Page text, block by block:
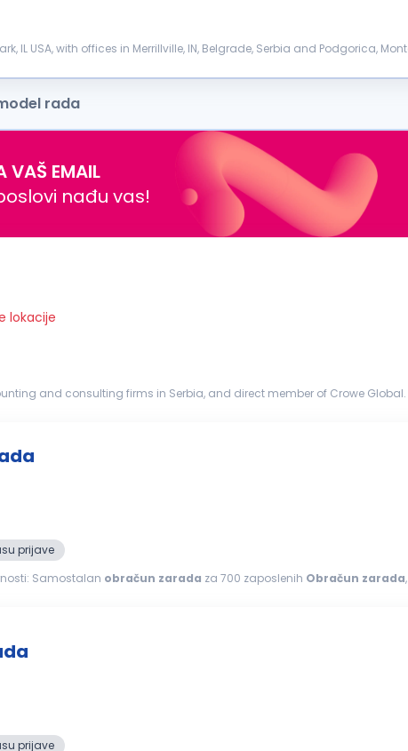
IL USA, with offices in Merrillville, IN, Belgrade, Serbia and Podgorica,
rada
VAŠ EMAIL
nađu vas!
lokacije
and consulting firms in Serbia, and direct member of Crowe
prijave
...radnog mesta u šapcu. Ključne odgovornosti: Samostalan obračun zarada za 700 zaposlenih Obračun zarada
prijave